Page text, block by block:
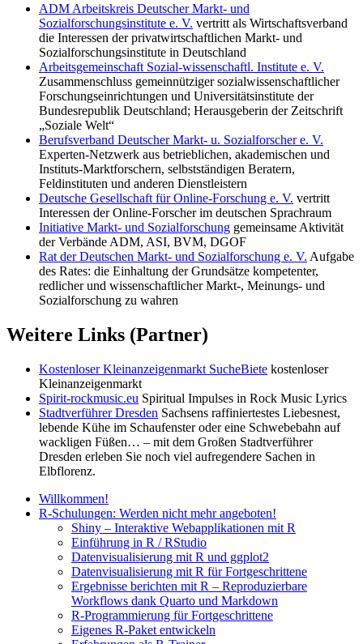
ADM Arbeitskreis Deutscher Markt- und
Sozialforschungsinstitute e. V. vertritt als Wirtschaftsverband
die Interessen der privatwirtschaftlichen Markt- und
Sozialforschungsinstitute in Deutschland
Arbeitsgemeinschaft Sozial-wissenschaftl. Institute e. V.
Zusammenschluss gemeinnütziger sozialwissenschaftlicher
Forschungseinrichtungen und Universitätsinstitute der
Bundesrepublik Deutschland; Herausgeberin der Zeitschrift
„Soziale Welt“
Berufsverband Deutscher Markt- u. Sozialforscher e. V.
Experten-Netzwerk aus betrieblichen, akademischen und
Instituts-Marktforschern, selbstständigen Beratern,
Feldinstituten und anderen Dienstleistern
Deutsche Gesellschaft für Online-Forschung e. V. vertritt
Interessen der Online-Forscher im deutschen Sprachraum
Initiative Markt- und Sozialforschung gemeinsame Aktivität
der Verbände ADM, ASI, BVM, DGOF
Rat der Deutschen Markt- und Sozialforschung e. V. Aufgabe
des Rates: die Einhaltung der Grundsätze kompetenter,
redlicher und wissenschaftlicher Markt-, Meinungs- und
Sozialforschung zu wahren
Weitere Links (Partner)
Kostenloser Kleinanzeigenmarkt SucheBiete kostenloser
Kleinanzeigenmarkt
Spirit-rockmusic.eu Spiritual Impulses in Rock Music Lyrics
Stadtverführer Dresden Sachsens raffiniertestes Liebesnest,
lebende Kühe im Schaufenster oder eine Schwebebahn auf
wackligen Füßen… – mit dem Großen Stadtverführer
Dresden erleben Sie noch viel aufregendere Sachen in
Elbflorenz.
Willkommen!
R-Schulungen: Werden nicht mehr angeboten!
Shiny – Interaktive Webapplikationen mit R
Einführung in R / RStudio
Datenvisualisierung mit R und ggplot2
Datenvisualisierung mit R für Fortgeschrittene
Ergebnisse berichten mit R – Reproduzierbare
Workflows dank Quarto und Markdown
R-Programmierung für Fortgeschrittene
Eigenes R-Paket entwickeln